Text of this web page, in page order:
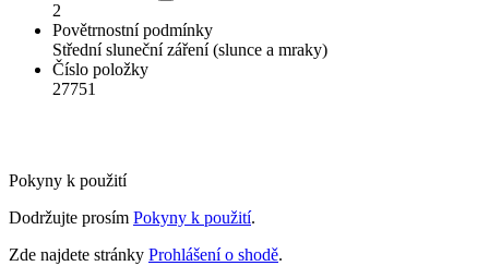
2
Povětrnostní podmínky
Střední sluneční záření (slunce a mraky)
Číslo položky
27751
Pokyny k použití
Dodržujte prosím Pokyny k použití.
Zde najdete stránky Prohlášení o shodě.